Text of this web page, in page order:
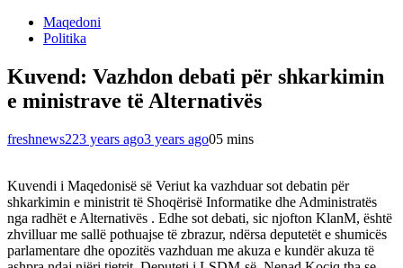
Maqedoni
Politika
Kuvend: Vazhdon debati për shkarkimin
e ministrave të Alternativës
freshnews223 years ago3 years ago05 mins
Kuvendi i Maqedonisë së Veriut ka vazhduar sot debatin për
shkarkimin e ministrit të Shoqërisë Informatike dhe Administratës
nga radhët e Alternativës . Edhe sot debati, sic njofton KlanM, është
zhvilluar me sallë pothuajse të zbrazur, ndërsa deputetët e shumicës
parlamentare dhe opozitës vazhduan me akuza e kundër akuza të